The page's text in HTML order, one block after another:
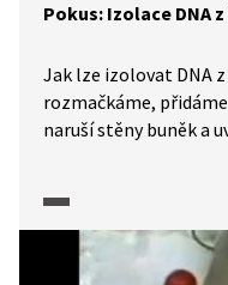
Pokus: Izolace DNA
Jak lze izolovat DNA
rozmačkáme,
naruší stěny buněk a